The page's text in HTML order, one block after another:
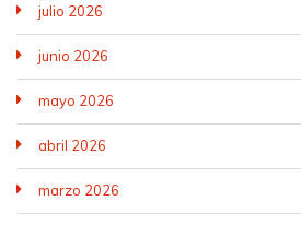
julio 2026
junio 2026
mayo 2026
abril 2026
marzo 2026